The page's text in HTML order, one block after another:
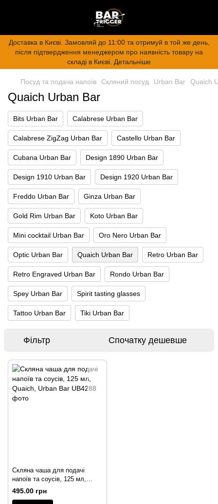
Доставка в Києві. Замовляй до 11:00 та отримуй в той же день,
після підтвердження менеджером про наявність товару на
складі в Києві. Детальніше
Посуд та подача напоїв Скляний посуд Urban Bar Quaich
Quaich Urban Bar
Bits Urban Bar Calabrese Urban Bar
Calabrese ZigZag Urban Bar Castello Urban Bar
Cubana Urban Bar Design 1890 Urban Bar
Design 1910 Urban Bar Design 1920 Urban Bar
Freddo Urban Bar Ginza Urban Bar
Gold Rim Urban Bar Koto Urban Bar
Mini cocktail Urban Bar Oro Nero Urban Bar
Optic Urban Bar Quaich Urban Bar Retro Urban Bar
Retro Engraved Urban Bar Rondo Urban Bar
Spey Urban Bar Spirit tasting glasses
Tattoo Urban Bar Tiki Urban Bar
Фільтр Спочатку дешевше
Скляна чаша для подачі
напоїв та соусів, 125 мл,
Quaich, Urban Bar
495.00 грн